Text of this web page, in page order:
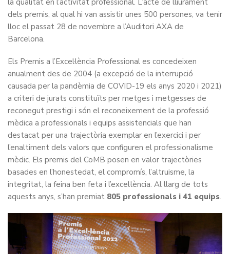
la qualitat en l’activitat professional. L’acte de lliurament
dels premis, al qual hi van assistir unes 500 persones, va tenir
lloc el passat 28 de novembre a l’Auditori AXA de
Barcelona.
Els Premis a l’Excel·lència Professional es concedeixen
anualment des de 2004 (a excepció de la interrupció
causada per la pandèmia de COVID-19 els anys 2020 i 2021)
a criteri de jurats constituïts per metges i metgesses de
reconegut prestigi i són el reconeixement de la professió
mèdica a professionals i equips assistencials que han
destacat per una trajectòria exemplar en l’exercici i per
l’enaltiment dels valors que configuren el professionalisme
mèdic. Els premis del CoMB posen en valor trajectòries
basades en l’honestedat, el compromís, l’altruisme, la
integritat, la feina ben feta i l’excel·lència. Al llarg de tots
aquests anys, s’han premiat 805 professionals i 41 equips.